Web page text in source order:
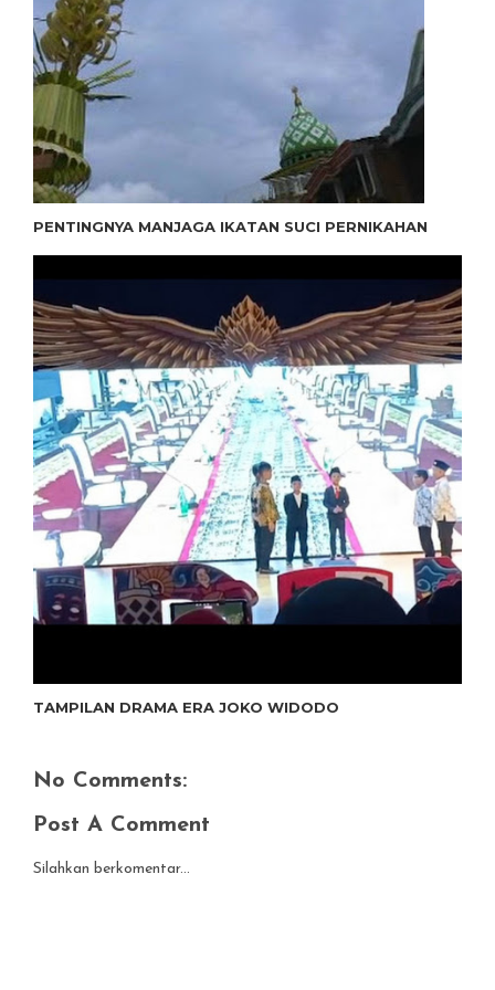
PENTINGNYA MANJAGA IKATAN SUCI PERNIKAHAN
TAMPILAN DRAMA ERA JOKO WIDODO
No Comments:
Post A Comment
Silahkan berkomentar...